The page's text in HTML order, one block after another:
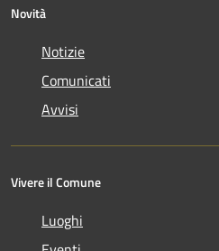
Novità
Notizie
Comunicati
Avvisi
Vivere il Comune
Luoghi